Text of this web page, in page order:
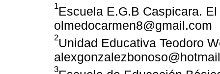
1Escuela E.G.B Caspicara.
olmedocarmen8@gmail.com
2Unidad Educativa Teodoro
3